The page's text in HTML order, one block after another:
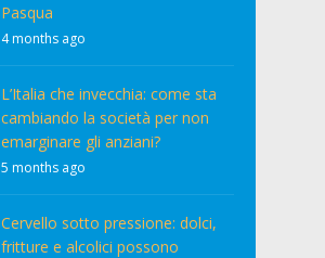
Pasqua
4 months ago
L’Italia che invecchia: come sta
cambiando la società per non
emarginare gli anziani?
5 months ago
Cervello sotto pressione: dolci,
fritture e alcolici possono